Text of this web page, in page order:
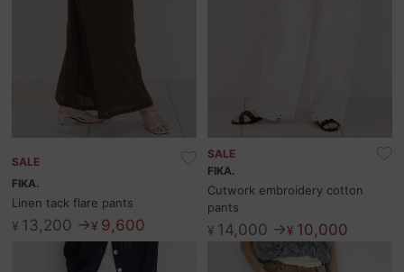
SALE
FIKA.
Linen tack flare pants
¥13,200 →¥9,600
SALE
FIKA.
Cutwork embroidery cotton
pants
¥14,000 →¥10,000